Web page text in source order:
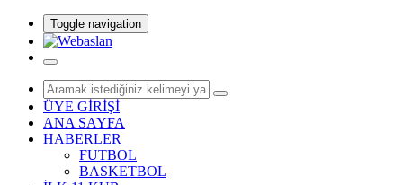
Toggle navigation
ÜYE GİRİŞİ
ANA SAYFA
HABERLER
FUTBOL
BASKETBOL